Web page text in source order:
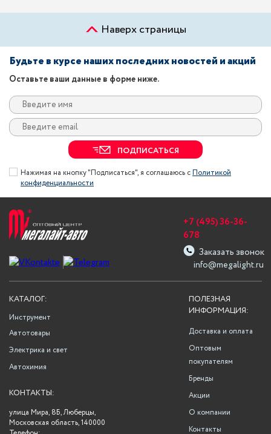
Наверх страницы
Будьте в курсе наших последних новостей и акций
Оставьте ваши данные в форме ниже.
ПОДПИСАТЬСЯ
Нажимая на кнопку "Подписаться", я соглашаюсь сПолитикой
конфиденциальности
info@megalight.ru
+7 (495) 36-36-
678
Заказать звонок
ПОЛЕЗНАЯ
ИНФОРМАЦИЯ:
Доставка и оплата
Оптовым
покупателям
Бренды
Акции
О компании
Контакты
КАТАЛОГ:
Инструмент
Автотовары
Электрика и свет
Автохимия
КОНТАКТЫ:
улица Мира, 8Б, Люберцы,
Московская область, 140000